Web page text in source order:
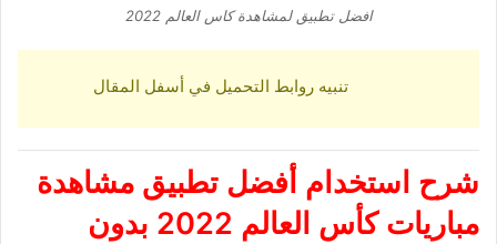
افضل تطبيق لمشاهدة كاس العالم 2022
تنبيه روابط التحميل في أسفل المقال
شرح استخدام أفضل تطبيق مشاهدة
مباريات كأس العالم 2022 بدون